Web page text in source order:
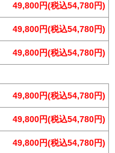
49,800円(税込54,780円)
49,800円(税込54,780円)
49,800円(税込54,780円)
49,800円(税込54,780円)
49,800円(税込54,780円)
49,800円(税込54,780円)